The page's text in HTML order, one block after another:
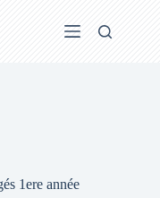
1ere année